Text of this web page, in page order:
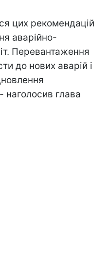
цих рекомендацій
аварійно-
Перевантаження
до нових аварій і
наголосив глава